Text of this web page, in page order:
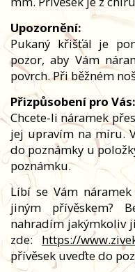
Upozornění:
Pukaný křišťál je
pozor, aby Vám
povrch. Při běžném
Přizpůsobení pro Vás:
Chcete-li náramek
jej upravím na míru.
do poznámky u
poznámku.
Líbí se Vám
jiným přívěskem?
nahradím jakýmkoliv
zde: https://
přívěsek uveďte do